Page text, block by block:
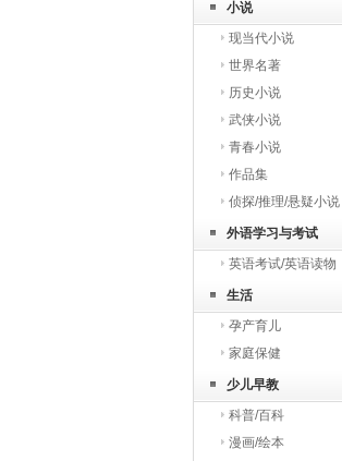
小说
现当代小说
世界名著
历史小说
武侠小说
青春小说
作品集
侦探/推理/悬疑小说
外语学习与考试
英语考试/英语读物
生活
孕产育儿
家庭保健
少儿早教
科普/百科
漫画/绘本